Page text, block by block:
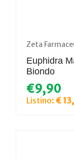
Zeta
Euphidra
Biondo
€9,90
Listino: €